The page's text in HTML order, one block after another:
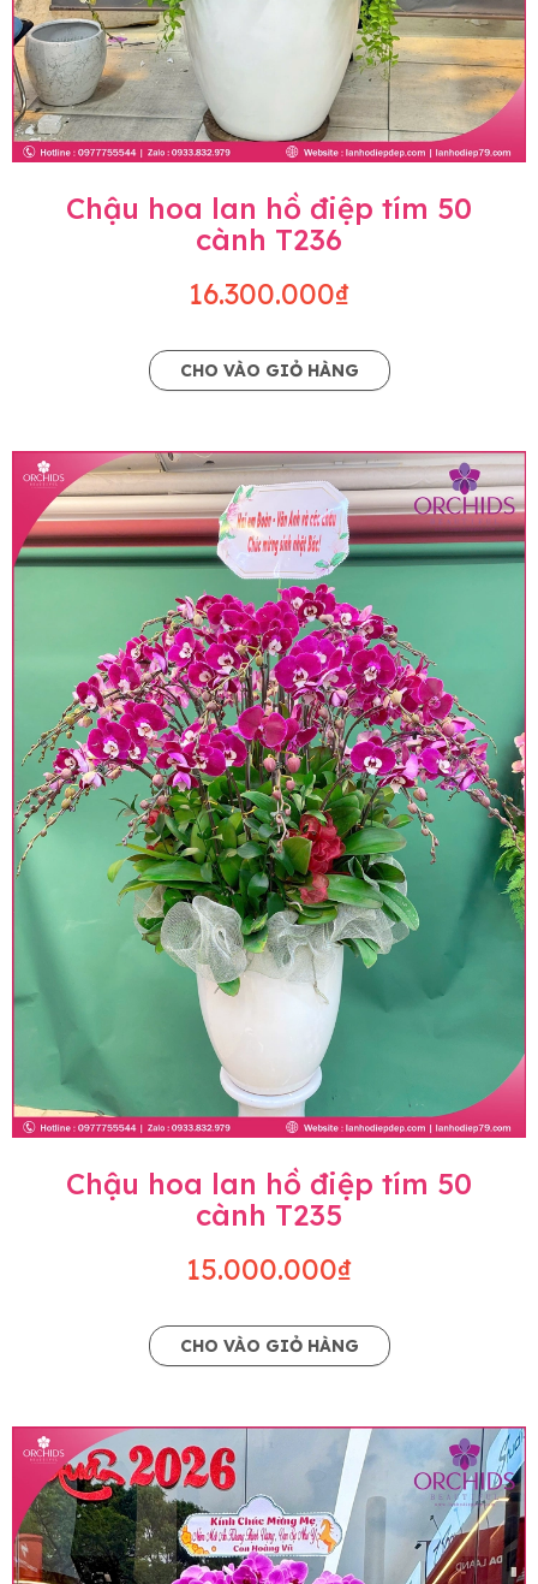
Chậu hoa lan hồ điệp tím 50
cành T236
16.300.000₫
CHO VÀO GIỎ HÀNG
Chậu hoa lan hồ điệp tím 50
cành T235
15.000.000₫
CHO VÀO GIỎ HÀNG